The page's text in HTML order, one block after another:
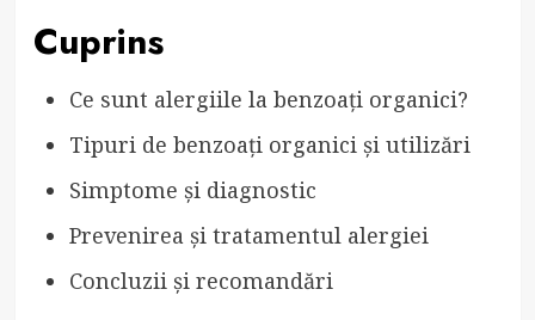
Cuprins
Ce sunt alergiile la benzoați organici?
Tipuri de benzoați organici și utilizări
Simptome și diagnostic
Prevenirea și tratamentul alergiei
Concluzii și recomandări